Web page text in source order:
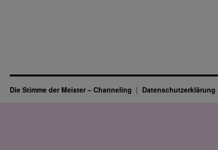
Die Stimme der Meister – Channeling Datenschutz­erklärung